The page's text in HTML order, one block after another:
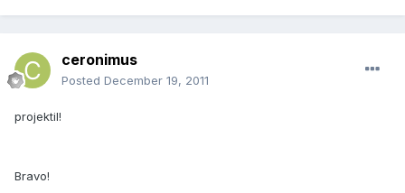
ceronimus
Posted December 19, 2011
projektil!
Bravo!